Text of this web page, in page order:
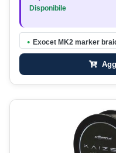
Disponibile
● Exocet MK2 marker